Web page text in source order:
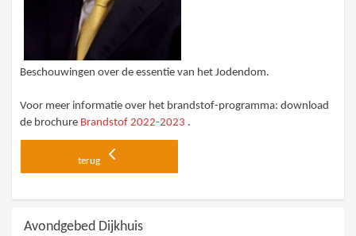
Beschouwingen over de essentie van het Jodendom.
Voor meer informatie over het brandstof-programma: download
de brochure Brandstof 2022-2023 .
terug
Avondgebed Dijkhuis